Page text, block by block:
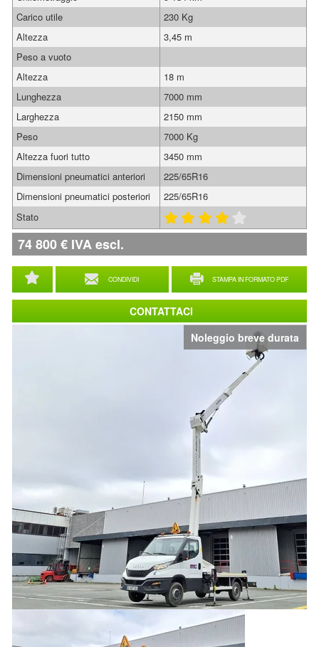
Noleggio breve durata
CONDIVIDI STAMPA IN FORMATO PDF
Carico utile
230 Kg
Altezza
3,45 m
Peso a vuoto
Altezza
18 m
Lunghezza
7000 mm
Larghezza
2150 mm
Peso
7000 Kg
Altezza fuori tutto
3450 mm
Dimensioni pneumatici anteriori
225/65R16
Dimensioni pneumatici posteriori
225/65R16
Stato
74 800€ IVA escl.
CONTATTACI